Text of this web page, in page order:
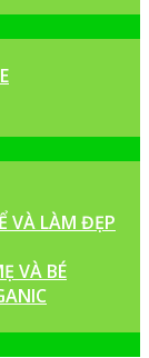
VÀ LÀM ĐẸP
VÀ BÉ